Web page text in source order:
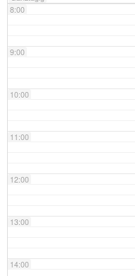
8:00
9:00
10:00
11:00
12:00
13:00
14:00